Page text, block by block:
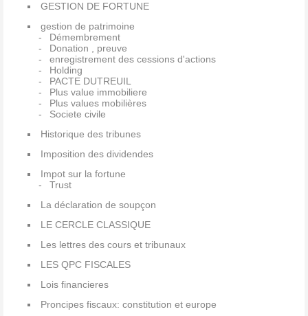
GESTION DE FORTUNE
gestion de patrimoine
Démembrement
Donation , preuve
enregistrement des cessions d'actions
Holding
PACTE DUTREUIL
Plus value immobiliere
Plus values mobilières
Societe civile
Historique des tribunes
Imposition des dividendes
Impot sur la fortune
Trust
La déclaration de soupçon
LE CERCLE CLASSIQUE
Les lettres des cours et tribunaux
LES QPC FISCALES
Lois financieres
Proncipes fiscaux: constitution et europe